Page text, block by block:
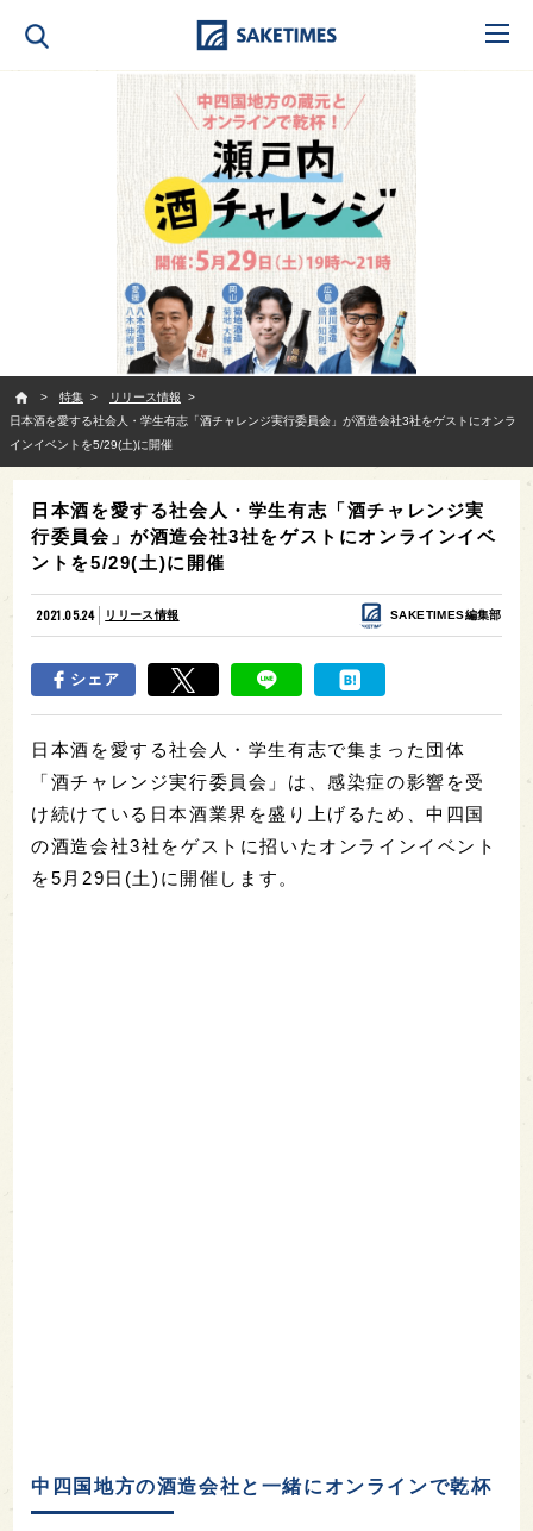
特集
リリース情報
日本酒を愛する社会人・学生有志「酒チャレンジ実行委員会」が酒造会社3社をゲストにオンラ
インイベントを5/29(土)に開催
日本酒を愛する社会人・学生有志「酒チャレンジ実
行委員会」が酒造会社3社をゲストにオンラインイベ
ントを5/29(土)に開催
2021.05.24 リリース情報 SAKETIMES編集部
シェア
日本酒を愛する社会人・学生有志で集まった団体
「酒チャレンジ実行委員会」は、感染症の影響を受
け続けている日本酒業界を盛り上げるため、中四国
の酒造会社3社をゲストに招いたオンラインイベント
を5月29日(土)に開催します。
中四国地方の酒造会社と一緒にオンラインで乾杯